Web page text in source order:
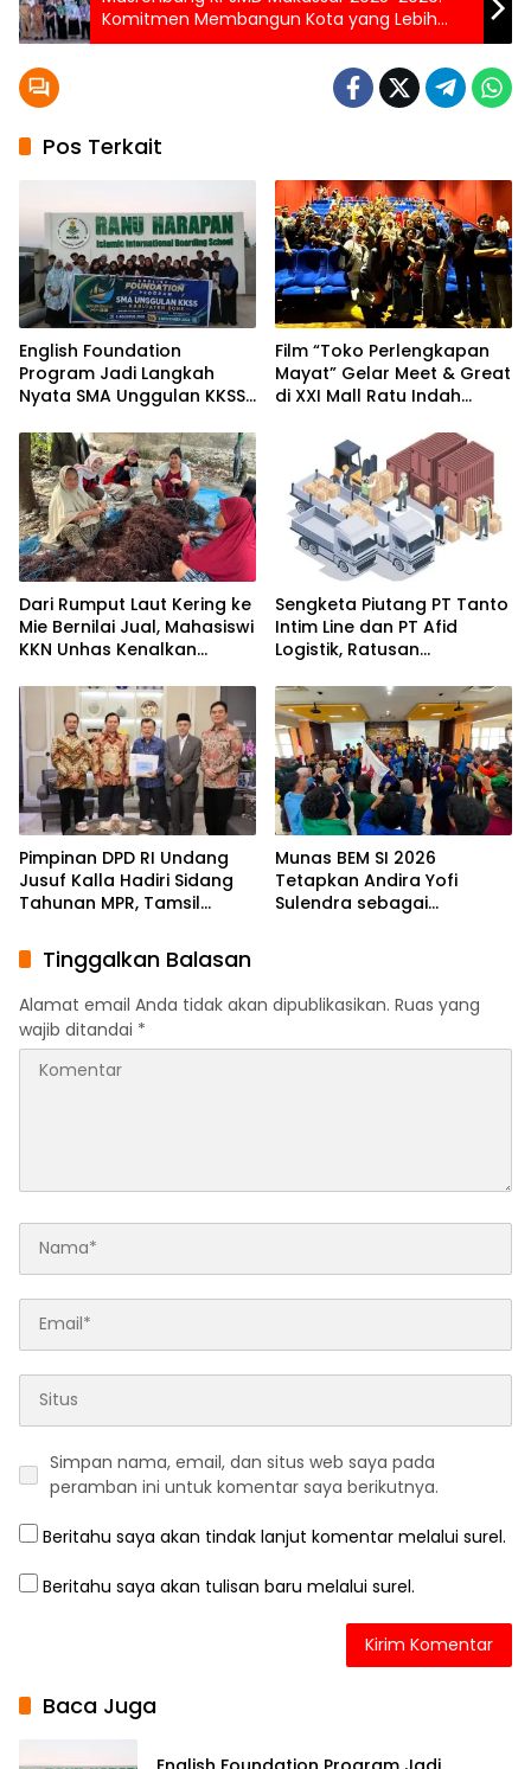
Komitmen Membangun Kota yang Lebih
Baik
Pos Terkait
English Foundation
Program Jadi Langkah
Nyata SMA Unggulan KKSS
Berdaya Saing Global
Film “Toko Perlengkapan
Mayat” Gelar Meet & Great
di XXI Mall Ratu Indah
Dari Rumput Laut Kering ke
Mie Bernilai Jual, Mahasiswi
KKN Unhas Kenalkan
kepada Petani Desa
Baruga
Sengketa Piutang PT Tanto
Intim Line dan PT Afid
Logistik, Ratusan
Indonesia Timur Ikut
Dirugikan
Pimpinan DPD RI Undang
Jusuf Kalla Hadiri Sidang
Tahunan MPR, Tamsil
Membangun Solidaritas
Kepemimpinan Bangsa
Munas BEM SI 2026
Tetapkan Andira Yofi
Sulendra sebagai
Tinggalkan Balasan
Alamat email Anda tidak akan dipublikasikan. Ruas yang
wajib ditandai *
Simpan nama, email, dan situs web saya pada
peramban ini untuk komentar saya berikutnya.
Beritahu saya akan tindak lanjut komentar melalui surel.
Beritahu saya akan tulisan baru melalui surel.
Baca Juga